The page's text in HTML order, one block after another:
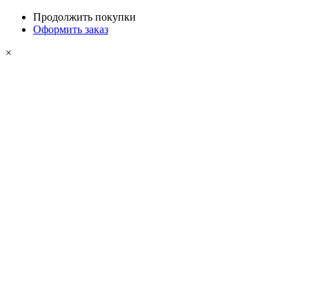
Продолжить покупки
Оформить заказ
×